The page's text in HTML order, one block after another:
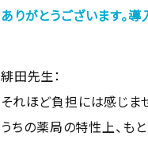
ありがとうございます。
緋田先生：
それほど負担には感じま
うちの薬局の特性上、も